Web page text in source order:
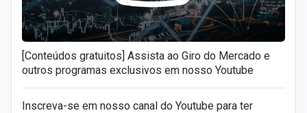
[Conteúdos gratuitos] Assista ao Giro do Mercado e
outros programas exclusivos em nosso Youtube
Inscreva-se em nosso canal do Youtube para ter